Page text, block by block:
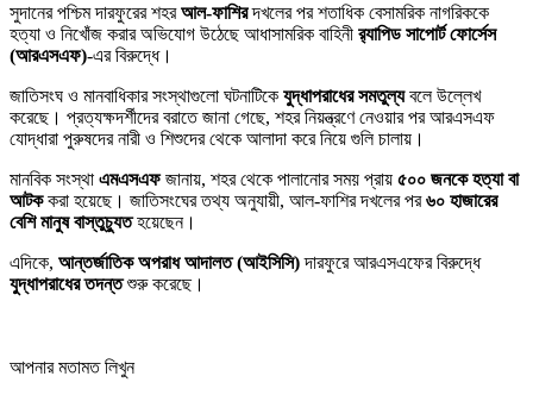
সুদানের পশ্চিম দারফুরের শহরআল-ফাশিরদখলের পর শতাধিক বেসামরিক নাগরিককে
হত্যা ও নিখোঁজ করার অভিযোগ উঠেছে আধাসামরিক বাহিনী র‍্যাপিড সাপোর্ট ফোর্সেস
(আরএসএফ)-এর বিরুদ্ধে।
জাতিসংঘ ও মানবাধিকার সংস্থাগুলো ঘটনাটিকে যুদ্ধাপরাধের সমতুল্যবলে উল্লেখ
করেছে। প্রত্যক্ষদর্শীদের বরাতে জানা গেছে, শহর নিয়ন্ত্রণে নেওয়ার পর আরএসএফ
যোদ্ধারা পুরুষদের নারী ও শিশুদের থেকে আলাদা করে নিয়ে গুলি চালায়।
মানবিক সংস্থা এমএসএফজানায়, শহর থেকে পালানোর সময় প্রায় ৫০০ জনকে হত্যা বা
আটককরা হয়েছে। জাতিসংঘের তথ্য অনুযায়ী, আল-ফাশির দখলের পর৬০ হাজারের
বেশি মানুষ বাস্তুচ্যুতহয়েছেন।
এদিকে, আন্তর্জাতিক অপরাধ আদালত (আইসিসি)দারফুরে আরএসএফের বিরুদ্ধে
যুদ্ধাপরাধের তদন্তশুরু করেছে।
আপনার মতামত লিখুন